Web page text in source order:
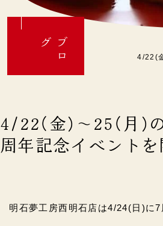
ブ
ロ
グ
4/22(
4/22(金)～25(月)
周年記念イベント
明石夢工房西明石店は4/24(日)に